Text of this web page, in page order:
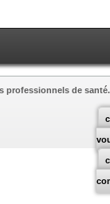
professionnels de santé.